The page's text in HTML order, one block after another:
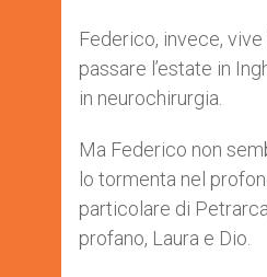
Federico, invece,
passare l’estate in
in neurochirurgia.
Ma Federico non
lo tormenta nel
particolare di
profano, Laura e Dio.